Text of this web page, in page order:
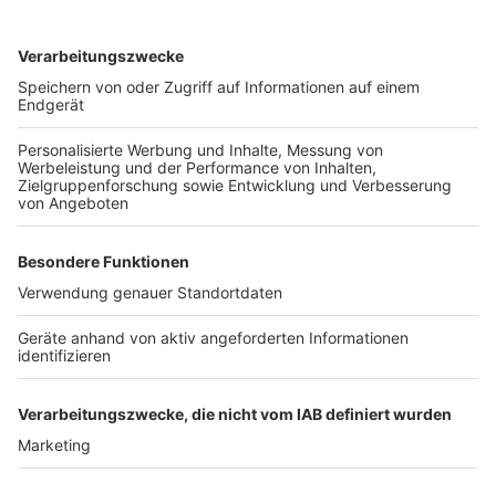
Wir benötigen Ihre
Zustimmung, um den YouTube
Wir verwenden einen Service eines
Drittanbieters, um Videoinhalte
einzubetten. Dieser Service kann
Daten zu Ihren Aktivitäten
sammeln. Bitte lesen Sie die
Details durch und stimmen Sie der
Nutzung des Service zu, um dieses
Video anzusehen.
Mehr Informationen
Max Giesinger - Taxi
Anzeige